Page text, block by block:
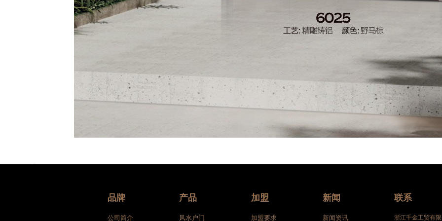
品牌
公司简介
产品
风水户门
加盟
加盟要求
新闻
新闻资讯
联系
浙江千金工贸有